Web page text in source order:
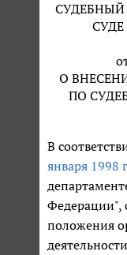
СУДЕБНЫЙ
О
ПО
В
января 1998
положения